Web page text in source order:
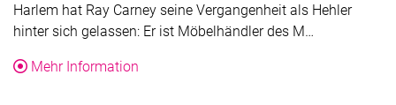
Harlem hat Ray Carney seine Vergangenheit als Hehler
hinter sich gelassen: Er ist Möbelhändler des M…
Mehr Information